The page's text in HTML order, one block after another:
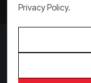
Copyright ©
Privacy Policy.